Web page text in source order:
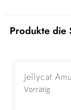
Produkte die
Jellycat
Vorrätig